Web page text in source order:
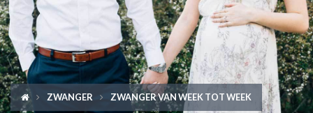
BABY
PEUTER
KIND
LIFESTYLE
ZWANGER ZWANGER VAN WEEK TOT WEEK